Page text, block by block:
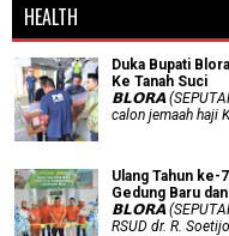
HEALTH
Duka Bupati
Ke Tanah Suci
𝗕𝗟𝗢𝗥𝗔
calon jemaah haji
Ulang Tahun ke-
Gedung Baru
𝗕𝗟𝗢𝗥𝗔
RSUD dr. R.